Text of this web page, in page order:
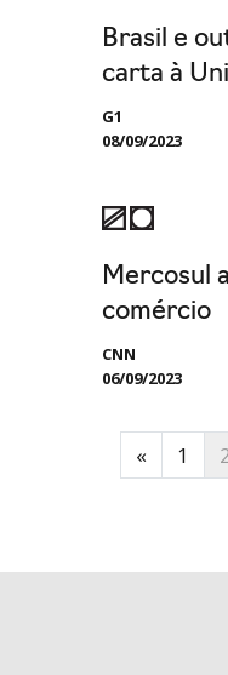
Brasil e
carta à
G1
08/09/2023
Mercosul
comércio
CNN
06/09/2023
« 1